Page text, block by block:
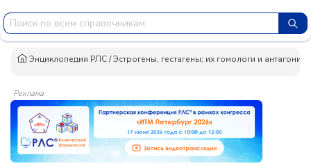
Энциклопедия РЛС/Эстрогены, гестагены; их гомологи и
Реклама